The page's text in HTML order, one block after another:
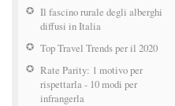
Il fascino rurale degli alberghi
diffusi in Italia
Top Travel Trends per il 2020
Rate Parity: 1 motivo per
rispettarla - 10 modi per
infrangerla